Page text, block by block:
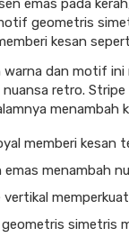
emas pada
geometris
kesan
warna dan motif
nuansa retro.
menambah
memberi kesan
emas menambah
vertikal
simetris